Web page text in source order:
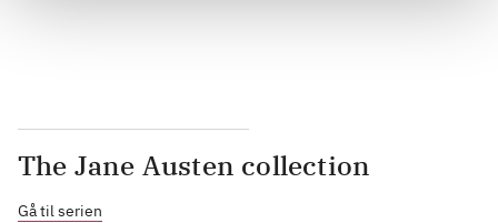
The Jane Austen collection
Gå til serien